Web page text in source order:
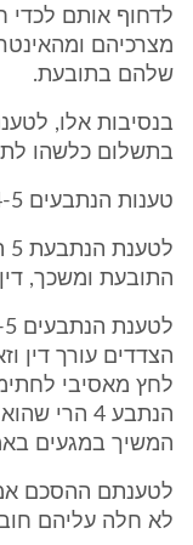
לדחוף אותם
מצרכיהם
שלהם בתובעת.
בתשלום כלשהו
טענות הנתבעים 4-5
התובעת ומשכך,
הצדדים עורך דין
לחץ מאסיבי
הנתבע 4
המשיך במגעים
לטענתם ההסכם
לא חלה עליהם